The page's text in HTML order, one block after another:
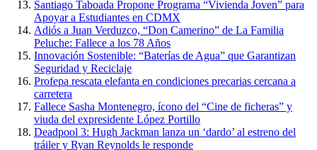
Santiago Taboada Propone Programa “Vivienda Joven” para
Apoyar a Estudiantes en CDMX
Adiós a Juan Verduzco, “Don Camerino” de La Familia
Peluche: Fallece a los 78 Años
Innovación Sostenible: “Baterías de Agua” que Garantizan
Seguridad y Reciclaje
Profepa rescata elefanta en condiciones precarias cercana a
carretera
Fallece Sasha Montenegro, ícono del “Cine de ficheras” y
viuda del expresidente López Portillo
Deadpool 3: Hugh Jackman lanza un ‘dardo’ al estreno del
tráiler y Ryan Reynolds le responde